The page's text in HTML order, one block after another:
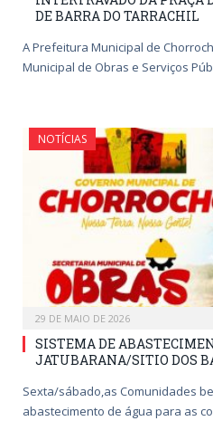
DE BARRA DO TARRACHIL
A Prefeitura Municipal de
Municipal de Obras e Serviços
NOTÍCIAS
29 DE MAIO DE 2026
SISTEMA DE
JATUBARANA/SITIO DOS
Sexta/sábado,as Comunidades
abastecimento de água para as